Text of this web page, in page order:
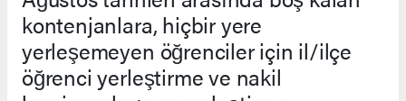
kontenjanlara, hiçbir yere
yerleşemeyen öğrenciler için il/ilçe
öğrenci yerleştirme ve nakil